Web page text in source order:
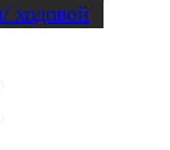
ходовой